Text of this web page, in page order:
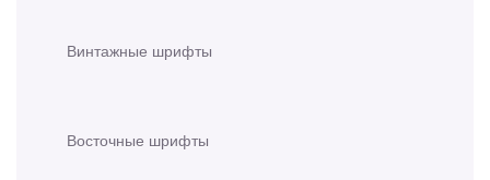
Винтажные шрифты
Восточные шрифты